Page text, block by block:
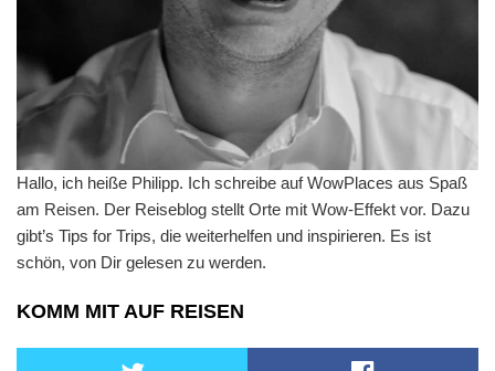
Hallo, ich heiße Philipp. Ich schreibe auf WowPlaces aus Spaß
am Reisen. Der Reiseblog stellt Orte mit Wow-Effekt vor. Dazu
gibt’s Tips for Trips, die weiterhelfen und inspirieren. Es ist
schön, von Dir gelesen zu werden.
KOMM MIT AUF REISEN